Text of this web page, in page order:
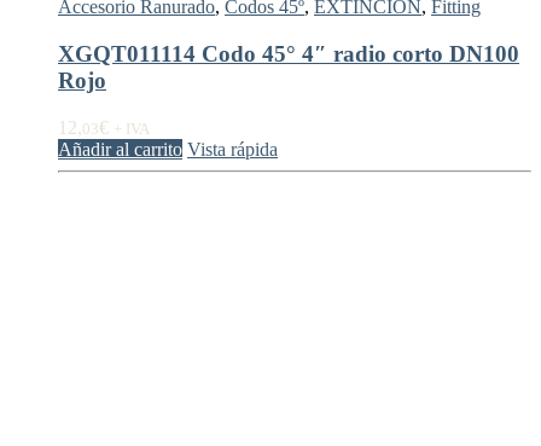
Accesorio Ranurado, Codos 45º, EXTINCIÓN, Fitting
XGQT011114 Codo 45° 4″ radio corto DN100
Rojo
12,03€ + IVA
Añadir al carrito Vista rápida